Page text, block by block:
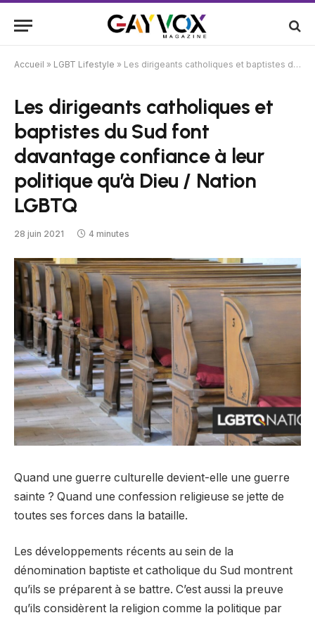
Accueil » LGBT Lifestyle » Les dirigeants catholiques et baptistes du Sud font davantage confiance à leur politique qu’à Dieu / Nation LGBTQ
Les dirigeants catholiques et
baptistes du Sud font
davantage confiance à leur
politique qu’à Dieu / Nation
LGBTQ
28 juin 2021 4 minutes
Quand une guerre culturelle devient-elle une guerre
sainte ? Quand une confession religieuse se jette de
toutes ses forces dans la bataille.
Les développements récents au sein de la
dénomination baptiste et catholique du Sud montrent
qu’ils se préparent à se battre. C’est aussi la preuve
qu’ils considèrent la religion comme la politique par